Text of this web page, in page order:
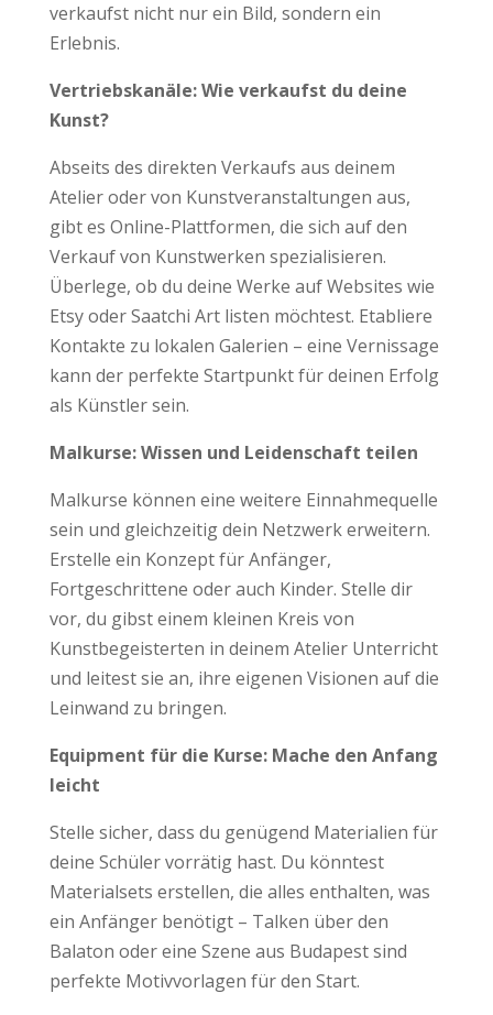
verkaufst nicht nur ein Bild, sondern ein
Erlebnis.
Vertriebskanäle: Wie verkaufst du deine
Kunst?
Abseits des direkten Verkaufs aus deinem
Atelier oder von Kunstveranstaltungen aus,
gibt es Online-Plattformen, die sich auf den
Verkauf von Kunstwerken spezialisieren.
Überlege, ob du deine Werke auf Websites wie
Etsy oder Saatchi Art listen möchtest. Etabliere
Kontakte zu lokalen Galerien – eine Vernissage
kann der perfekte Startpunkt für deinen Erfolg
als Künstler sein.
Malkurse: Wissen und Leidenschaft teilen
Malkurse können eine weitere Einnahmequelle
sein und gleichzeitig dein Netzwerk erweitern.
Erstelle ein Konzept für Anfänger,
Fortgeschrittene oder auch Kinder. Stelle dir
vor, du gibst einem kleinen Kreis von
Kunstbegeisterten in deinem Atelier Unterricht
und leitest sie an, ihre eigenen Visionen auf die
Leinwand zu bringen.
Equipment für die Kurse: Mache den Anfang
leicht
Stelle sicher, dass du genügend Materialien für
deine Schüler vorrätig hast. Du könntest
Materialsets erstellen, die alles enthalten, was
ein Anfänger benötigt – Talken über den
Balaton oder eine Szene aus Budapest sind
perfekte Motivvorlagen für den Start.